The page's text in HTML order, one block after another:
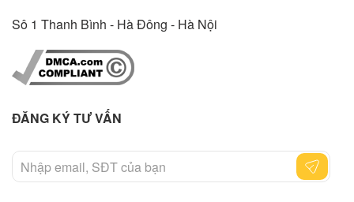
Sô 1 Thanh Bình - Hà Đông - Hà Nội
ĐĂNG KÝ TƯ VẤN